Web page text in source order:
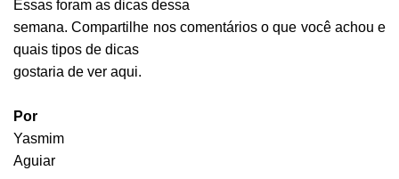
Essas foram as dicas dessa
semana. Compartilhe nos comentários o que você achou e
quais tipos de dicas
gostaria de ver aqui.
Por
Yasmim
Aguiar